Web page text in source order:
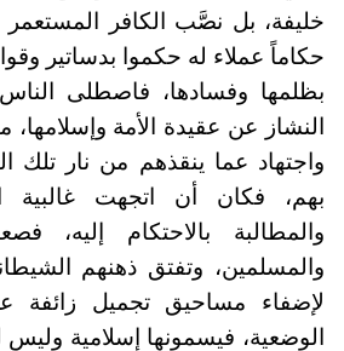
خليفة، بل نصَّب الكافر المستعمر
حكاماً عملاء له حكموا بدساتير
بظلمها وفسادها، فاصطلى الناس
النشاز عن عقيدة الأمة وإسلامها،
واجتهاد عما ينقذهم من نار تلك
بهم، فكان أن اتجهت غالبية
والمطالبة بالاحتكام إليه،
والمسلمين، وتفتق ذهنهم
لإضفاء مساحيق تجميل زائفة
الوضعية، فيسمونها إسلامية